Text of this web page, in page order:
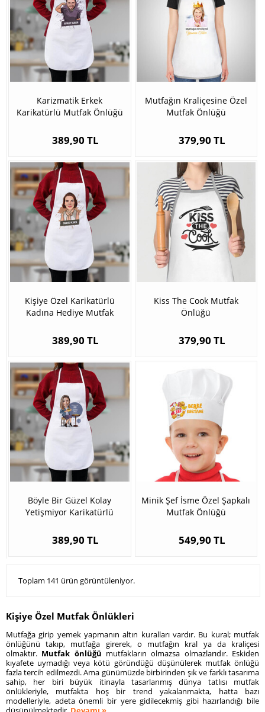
Karizmatik Erkek
Karikatürlü Mutfak Önlüğü
389,90 TL
Mutfağın Kraliçesine Özel
Mutfak Önlüğü
379,90 TL
Kişiye Özel Karikatürlü
Kadına Hediye Mutfak
389,90 TL
Kiss The Cook Mutfak
Önlüğü
379,90 TL
Böyle Bir Güzel Kolay
Yetişmiyor Karikatürlü
389,90 TL
Minik Şef İsme Özel Şapkalı
Mutfak Önlüğü
549,90 TL
Toplam 141 ürün görüntüleniyor.
Kişiye Özel Mutfak Önlükleri
Mutfağa girip yemek yapmanın altın kuralları vardır. Bu kural; mutfak
önlüğünü takıp, mutfağa girerek, o mutfağın kral ya da kraliçesi
olmaktır. Mutfak önlüğü mutfakların olmazsa olmazlarıdır. Eskiden
kıyafete uymadığı veya kötü göründüğü düşünülerek mutfak önlüğü
fazla tercih edilmezdi. Ama günümüzde birbirinden şık ve farklı tasarıma
sahip, her biri büyük itinayla tasarlanmış dünya tatlısı mutfak
önlükleriyle, mutfakta hoş bir trend yakalanmakta, hatta bazı
modelleriyle, adeta önemli bir yere gidilecekmiş gibi hazırlandığı bile